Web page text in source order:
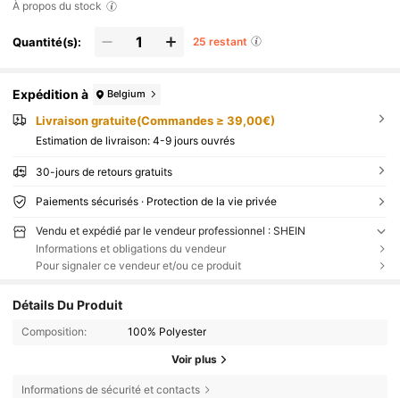
À propos du stock
Quantité(s): 25 restant
Expédition à Belgium
Livraison gratuite(Commandes ≥ 39,00€)
Estimation de livraison: 4-9 jours ouvrés
30-jours de retours gratuits
Paiements sécurisés · Protection de la vie privée
Vendu et expédié par le vendeur professionnel : SHEIN
Informations et obligations du vendeur
Pour signaler ce vendeur et/ou ce produit
Détails Du Produit
Composition: 100% Polyester
Voir plus
Informations de sécurité et contacts